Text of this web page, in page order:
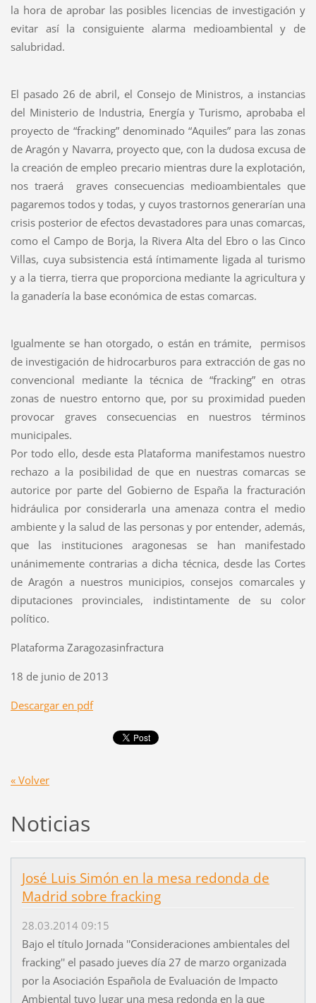
la hora de aprobar las posibles licencias de investigación y
evitar así la consiguiente alarma medioambiental y de
salubridad.
El pasado 26 de abril, el Consejo de Ministros, a instancias
del Ministerio de Industria, Energía y Turismo, aprobaba el
proyecto de “fracking” denominado “Aquiles” para las zonas
de Aragón y Navarra, proyecto que, con la dudosa excusa de
la creación de empleo precario mientras dure la explotación,
nos traerá graves consecuencias medioambientales que
pagaremos todos y todas, y cuyos trastornos generarían una
crisis posterior de efectos devastadores para unas comarcas,
como el Campo de Borja, la Rivera Alta del Ebro o las Cinco
Villas, cuya subsistencia está íntimamente ligada al turismo
y a la tierra, tierra que proporciona mediante la agricultura y
la ganadería la base económica de estas comarcas.
Igualmente se han otorgado, o están en trámite, permisos
de investigación de hidrocarburos para extracción de gas no
convencional mediante la técnica de “fracking” en otras
zonas de nuestro entorno que, por su proximidad pueden
provocar graves consecuencias en nuestros términos
municipales.
Por todo ello, desde esta Plataforma manifestamos nuestro
rechazo a la posibilidad de que en nuestras comarcas se
autorice por parte del Gobierno de España la fracturación
hidráulica por considerarla una amenaza contra el medio
ambiente y la salud de las personas y por entender, además,
que las instituciones aragonesas se han manifestado
unánimemente contrarias a dicha técnica, desde las Cortes
de Aragón a nuestros municipios, consejos comarcales y
diputaciones provinciales, indistintamente de su color
político.
Plataforma Zaragozasinfractura
18 de junio de 2013
Descargar en pdf
« Volver
Noticias
José Luis Simón en la mesa redonda de
Madrid sobre fracking
28.03.2014 09:15
Bajo el título Jornada ''Consideraciones ambientales del
fracking'' el pasado jueves día 27 de marzo organizada
por la Asociación Española de Evaluación de Impacto
Ambiental tuvo lugar una mesa redonda en la que